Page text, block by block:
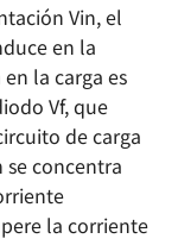
Vin, el
en la
la carga es
Vf, que
de carga
concentra
la corriente